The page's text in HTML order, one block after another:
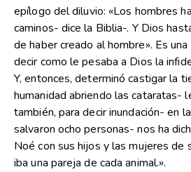
epílogo del diluvio: «Los hombres
caminos- dice la Biblia-. Y Dios
de haber creado al hombre». Es
decir como le pesaba a Dios la
Y, entonces, determinó castigar la
humanidad abriendo las cataratas-
también, para decir inundación- en
salvaron ocho personas- nos ha
Noé con sus hijos y las mujeres de
iba una pareja de cada animal.».